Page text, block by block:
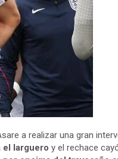
a realizar una gran
el larguero y el rechace